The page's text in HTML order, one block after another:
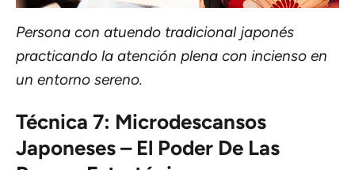
Persona con atuendo tradicional japonés
practicando la atención plena con incienso en
un entorno sereno.
Técnica 7: Microdescansos
Japoneses – El Poder De Las